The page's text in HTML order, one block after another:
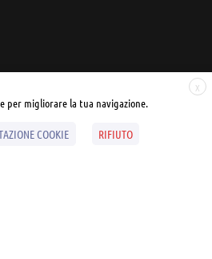
X
per migliorare la tua navigazione.
COOKIE RIFIUTO